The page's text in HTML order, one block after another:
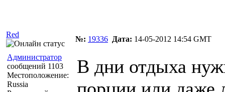
Red
№: 19336 Дата: 14-05-2012 14:54 GMT
Администратор
сообщений 1103
Местоположение:
Russia
В дни отдыха